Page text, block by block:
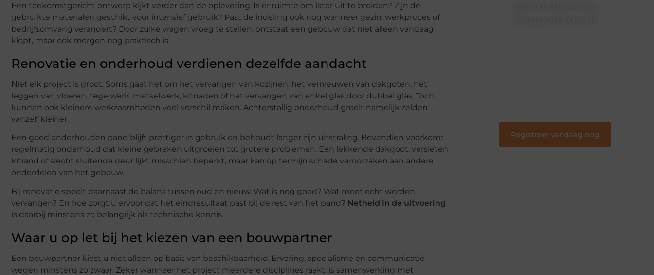
Een toekomstgericht ontwerp kijkt verder dan de oplevering. Is er ruimte om later uit te breiden? Zijn de
gebruikte materialen geschikt voor intensief gebruik? Past de indeling ook nog wanneer gezin, werkproces of
bedrijfsomvang verandert? Door zulke vragen vroeg te stellen, ontstaat een gebouw dat niet alleen vandaag
klopt, maar ook morgen nog praktisch is.
Renovatie en onderhoud verdienen dezelfde aandacht
Niet elk project is groot. Soms gaat het om het vervangen van kozijnen, het vernieuwen van dakgoten, het
leggen van vloeren, tegelwerk, metselwerk, kitnaden of het vervangen van enkel glas door dubbel glas. Toch
kunnen ook kleinere werkzaamheden veel verschil maken. Achterstallig onderhoud groeit namelijk zelden
vanzelf kleiner.
Een goed onderhouden pand blijft prettiger in gebruik en behoudt langer zijn uitstraling. Bovendien voorkomt
regelmatig onderhoud dat kleine gebreken uitgroeien tot grotere problemen. Een lekkende dakgoot, versleten
kitrand of slecht sluitende deur lijkt misschien beperkt, maar kan op termijn schade veroorzaken aan andere
onderdelen van het gebouw.
Bij renovatie speelt daarnaast de balans tussen oud en nieuw. Wat is nog goed? Wat moet echt worden
vervangen? En hoe zorgt u ervoor dat het eindresultaat past bij de rest van het pand? Netheid in de uitvoering
is daarbij minstens zo belangrijk als technische kennis.
Waar u op let bij het kiezen van een bouwpartner
Een bouwpartner kiest u niet alleen op basis van beschikbaarheid. Ervaring, specialisme en communicatie
wegen minstens zo zwaar. Zeker wanneer het project meerdere disciplines raakt, is samenwerking met
Registreer vandaag nog